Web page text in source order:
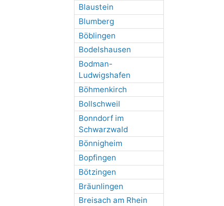
Blaustein
Blumberg
Böblingen
Bodelshausen
Bodman-
Ludwigshafen
Böhmenkirch
Bollschweil
Bonndorf im
Schwarzwald
Bönnigheim
Bopfingen
Bötzingen
Bräunlingen
Breisach am Rhein